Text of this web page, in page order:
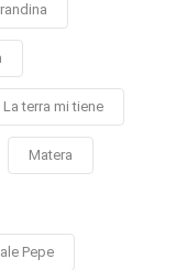
La terra mi tiene
Matera
Pepe